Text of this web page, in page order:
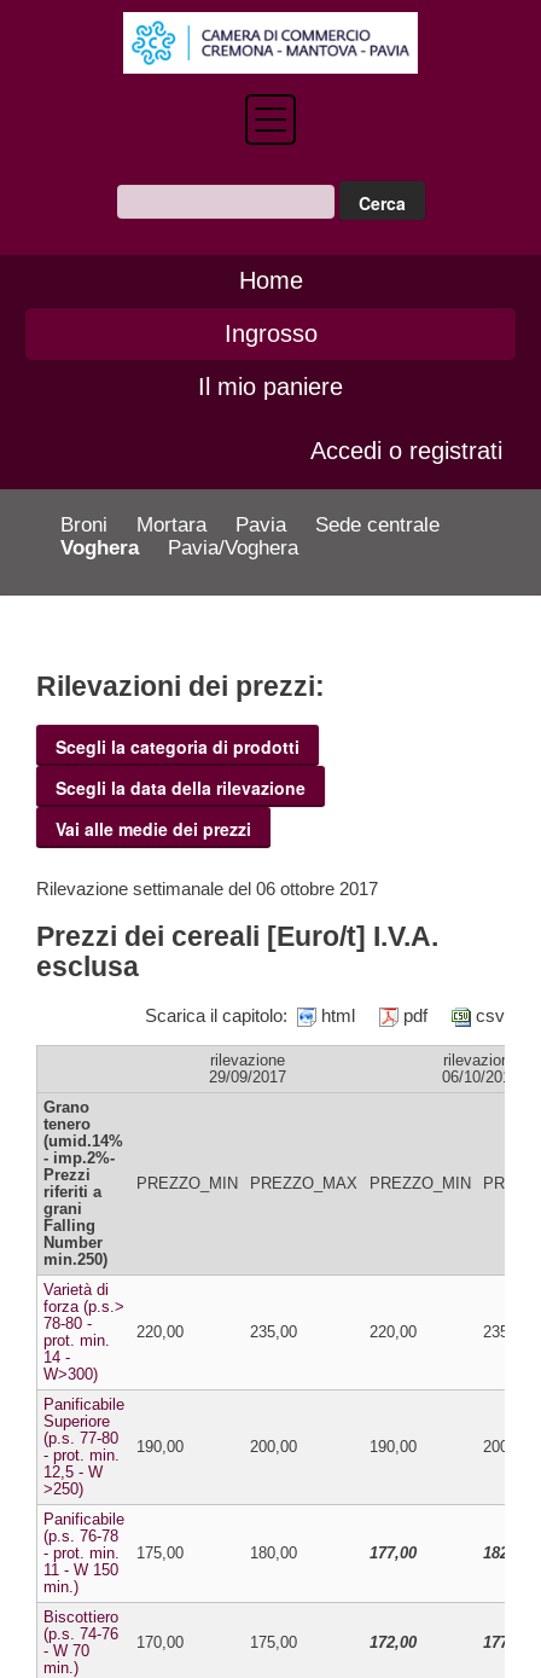
Home
Ingrosso
Il mio paniere
Accedi o registrati
Broni Mortara Pavia
Sede centrale
Voghera
Pavia/Voghera
Rilevazioni dei prezzi:
Scegli la categoria di prodotti
Scegli la data della rilevazione
Vai alle medie dei prezzi
Rilevazione settimanale del 06 ottobre 2017
Prezzi dei cereali [Euro/t] I.V.A.
esclusa
Scarica il capitolo: html pdf csv
rilevazione
29/09/2017
rilevazione
06/10/2017
Grano
tenero
(umid.14%
- imp.2%-
Prezzi
riferiti a
grani
Falling
Number
min.250)
PREZZO_MIN PREZZO_MAX PREZZO_MIN
Varietà di
forza (p.s.>
78-80 -
prot. min.
14 -
W>300)
220,00 235,00 220,00 235,00
Panificabile
Superiore
(p.s. 77-80
- prot. min.
12,5 - W
>250)
190,00 200,00 190,00 200,00
Panificabile
(p.s. 76-78
- prot. min.
11 - W 150
min.)
175,00 180,00 177,00 182,00
Biscottiero
(p.s. 74-76
- W 70
min.)
170,00 175,00 172,00 177,00